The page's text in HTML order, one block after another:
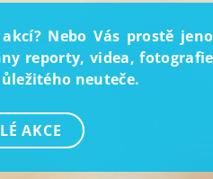
Nebo Vás prostě
reporty, videa,
neuteče.
AKCE